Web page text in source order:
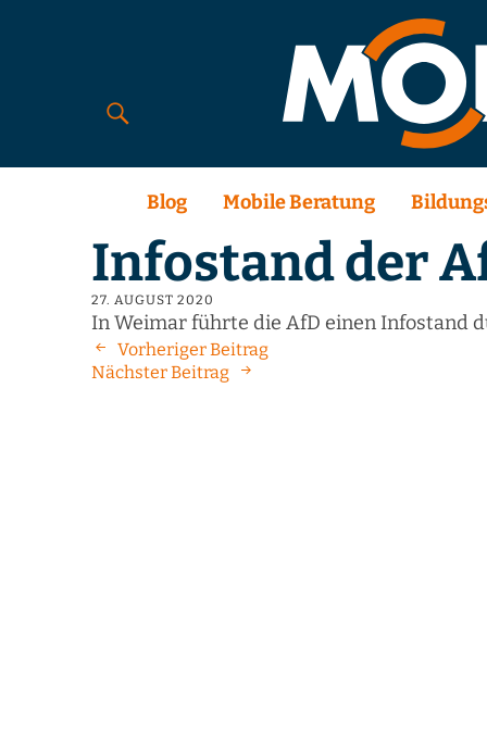
Blog Mobile Beratung
Infostand der
27. AUGUST 2020
In Weimar führte die AfD einen Infostand
Vorheriger Beitrag
Nächster Beitrag